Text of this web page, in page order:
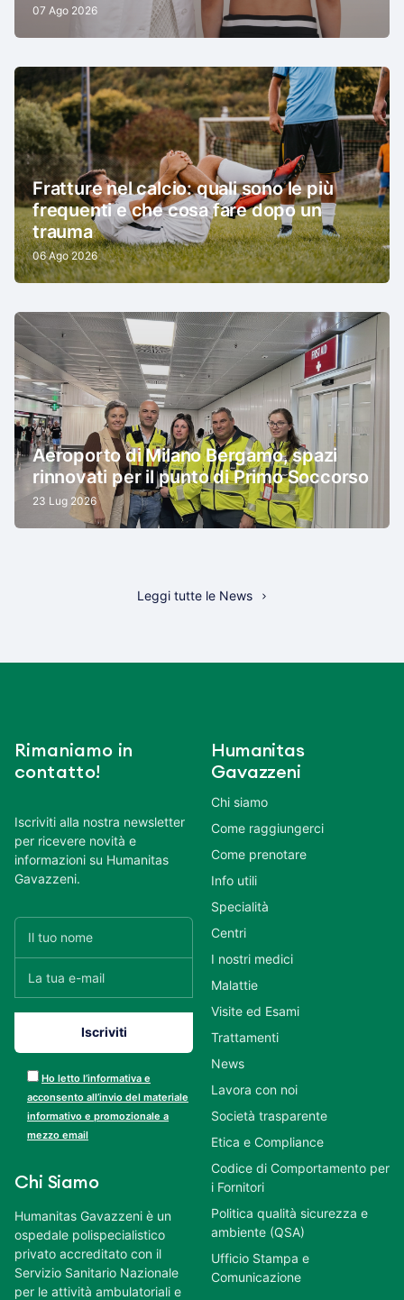
07 Ago 2026
Fratture nel calcio: quali sono le più
frequenti e che cosa fare dopo un
trauma
06 Ago 2026
Aeroporto di Milano Bergamo, spazi
rinnovati per il punto di Primo Soccorso
23 Lug 2026
Leggi tutte le News
Rimaniamo in
contatto!
Iscriviti alla nostra newsletter
per ricevere novità e
informazioni su Humanitas
Gavazzeni.
Ho letto l’informativa e
acconsento all’invio del materiale
informativo e promozionale a
mezzo email
Chi Siamo
Humanitas Gavazzeni è un
ospedale polispecialistico
privato accreditato con il
Servizio Sanitario Nazionale
per le attività ambulatoriali e
Humanitas
Gavazzeni
Chi siamo
Come raggiungerci
Come prenotare
Info utili
Specialità
Centri
I nostri medici
Malattie
Visite ed Esami
Trattamenti
News
Lavora con noi
Società trasparente
Etica e Compliance
Codice di Comportamento per
i Fornitori
Politica qualità sicurezza e
ambiente (QSA)
Ufficio Stampa e
Comunicazione